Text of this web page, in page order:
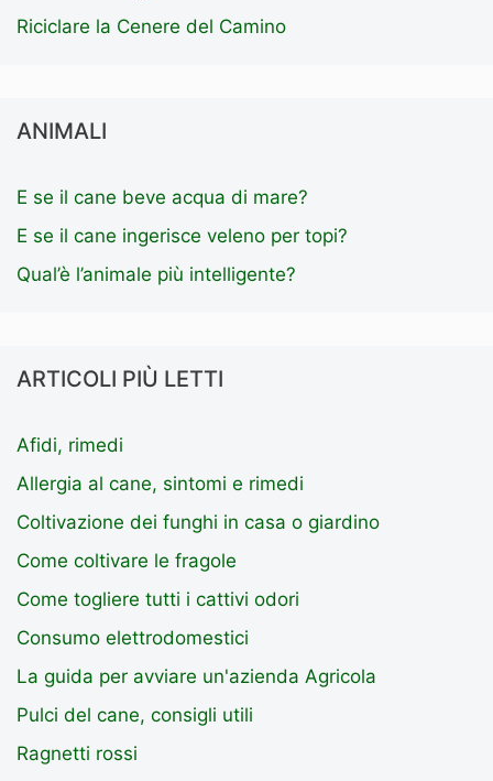
Riciclare la Cenere del Camino
ANIMALI
E se il cane beve acqua di mare?
E se il cane ingerisce veleno per topi?
Qual’è l’animale più intelligente?
ARTICOLI PIÙ LETTI
Afidi, rimedi
Allergia al cane, sintomi e rimedi
Coltivazione dei funghi in casa o giardino
Come coltivare le fragole
Come togliere tutti i cattivi odori
Consumo elettrodomestici
La guida per avviare un'azienda Agricola
Pulci del cane, consigli utili
Ragnetti rossi